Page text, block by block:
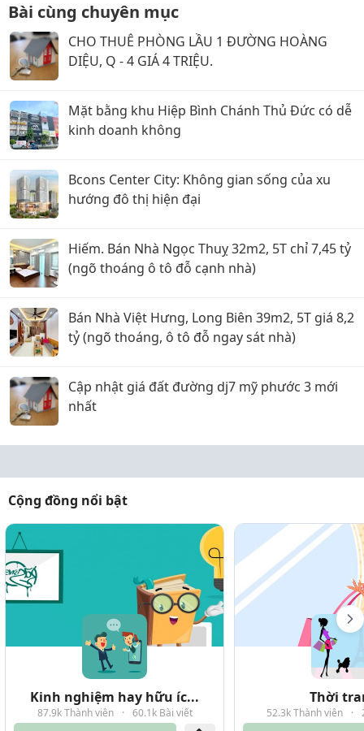
Bài cùng chuyên mục
CHO THUÊ PHÒNG LẦU 1 ĐƯỜNG HOÀNG
DIỆU, Q - 4 GIÁ 4 TRIỆU.
Mặt bằng khu Hiệp Bình Chánh Thủ Đức có dễ
kinh doanh không
Bcons Center City: Không gian sống của xu
hướng đô thị hiện đại
Hiếm. Bán Nhà Ngọc Thuỵ 32m2, 5T chỉ 7,45 tỷ
(ngõ thoáng ô tô đỗ cạnh nhà)
Bán Nhà Việt Hưng, Long Biên 39m2, 5T giá 8,2
tỷ (ngõ thoáng, ô tô đỗ ngay sát nhà)
Cập nhật giá đất đường dj7 mỹ phước 3 mới
nhất
Cộng đồng nổi bật
Kinh nghiệm hay hữu íc...
87.9k Thành viên · 60.1k Bài viết
Thời
52.3k Thành viên ·